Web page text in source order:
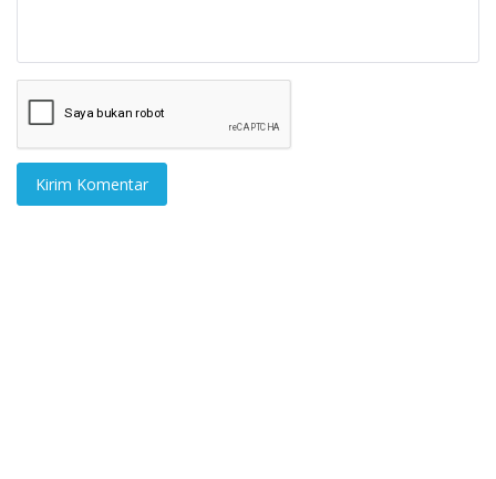
Kirim Komentar